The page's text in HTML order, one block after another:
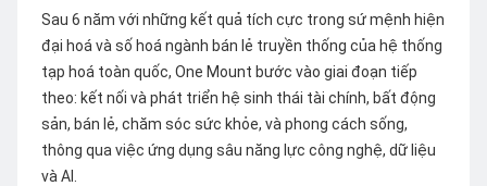
Sau 6 năm với những kết quả tích cực trong sứ mệnh hiện
đại hoá và số hoá ngành bán lẻ truyền thống của hệ thống
tạp hoá toàn quốc, One Mount bước vào giai đoạn tiếp
theo: kết nối và phát triển hệ sinh thái tài chính, bất động
sản, bán lẻ, chăm sóc sức khỏe, và phong cách sống,
thông qua việc ứng dụng sâu năng lực công nghệ, dữ liệu
và AI.